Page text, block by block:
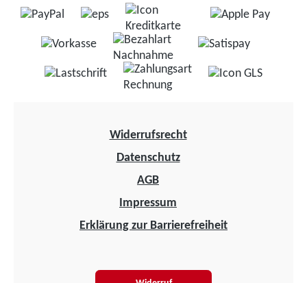
Widerrufsrecht
Datenschutz
AGB
Impressum
Erklärung zur Barrierefreiheit